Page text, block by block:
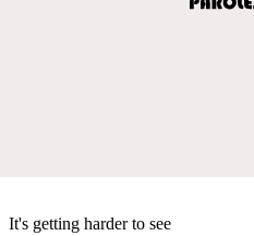
It's getting harder to see